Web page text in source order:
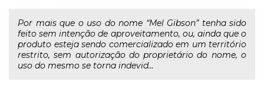
Por mais que o uso do nome “Mel Gibson” tenha sido
feito sem intenção de aproveitamento, ou, ainda que o
produto esteja sendo comercializado em um território
restrito, sem autorização do proprietário do nome, o
uso do mesmo se torna indevid...